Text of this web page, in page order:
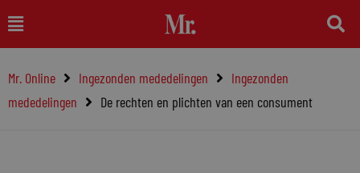
naar
inhoud
Main
Menu
Mr. Online Ingezonden mededelingen
Ingezonden
mededelingen
De rechten en plichten van een consument